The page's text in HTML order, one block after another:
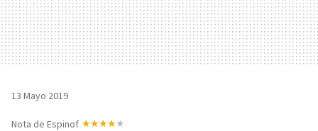
13 Mayo 2019
Nota de Espinof